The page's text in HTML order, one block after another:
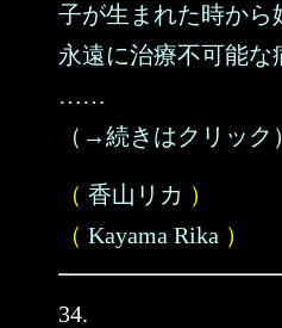
子が生まれた時から
永遠に治療不可能な
……
（→続きはクリック）
（ 香山リカ ）
（ Kayama Rika ）
34.